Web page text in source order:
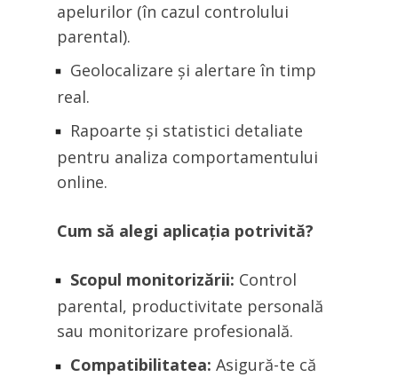
apelurilor (în cazul controlului
parental).
Geolocalizare și alertare în timp
real.
Rapoarte și statistici detaliate
pentru analiza comportamentului
online.
Cum să alegi aplicația potrivită?
Scopul monitorizării: Control
parental, productivitate personală
sau monitorizare profesională.
Compatibilitatea: Asigură-te că